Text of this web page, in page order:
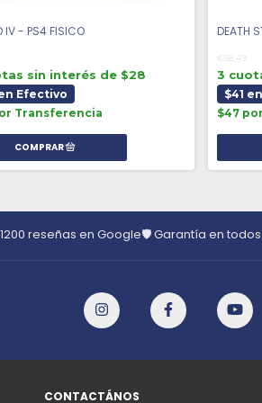
IV - PS4 FISICO
sin interés de $28
Efectivo
Transferencia
DEATH
€58,49
3
$41
$47
1200 reseñas en Google🛡️ Garantía en
CONTACTÁNOS